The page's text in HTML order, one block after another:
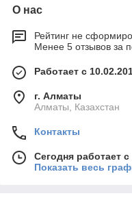
О нас
Рейтинг не
Менее 5 отзывов за
Работает с
г. Алматы
Алматы, Казахстан
Контакты
Сегодня работает
Показать весь